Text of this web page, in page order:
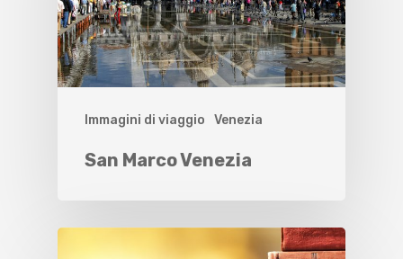
Immagini di viaggio Venezia
San Marco Venezia